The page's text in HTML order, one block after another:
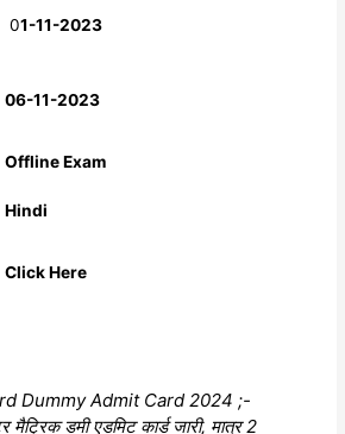
01-11-2023
06-11-2023
Offline Exam
Hindi
Click Here
Dummy Admit Card 2024 ;-
मैट्रिक डमी एडमिट कार्ड जारी, मात्र 2